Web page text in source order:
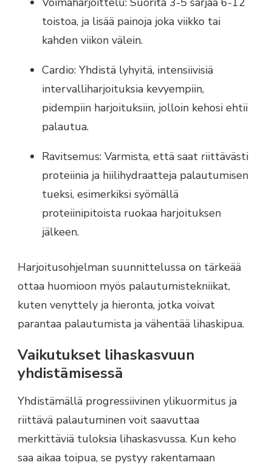
toistoa, ja lisää painoja joka viikko tai
kahden viikon välein.
Cardio: Yhdistä lyhyitä, intensiivisiä
intervalliharjoituksia kevyempiin,
pidempiin harjoituksiin, jolloin kehosi ehtii
palautua.
Ravitsemus: Varmista, että saat riittävästi
proteiinia ja hiilihydraatteja palautumisen
tueksi, esimerkiksi syömällä
proteiinipitoista ruokaa harjoituksen
jälkeen.
Harjoitusohjelman suunnittelussa on tärkeää
ottaa huomioon myös palautumistekniikat,
kuten venyttely ja hieronta, jotka voivat
parantaa palautumista ja vähentää lihaskipua.
Vaikutukset lihaskasvuun
yhdistämisessä
Yhdistämällä progressiivinen ylikuormitus ja
riittävä palautuminen voit saavuttaa
merkittäviä tuloksia lihaskasvussa. Kun keho
saa aikaa toipua, se pystyy rakentamaan